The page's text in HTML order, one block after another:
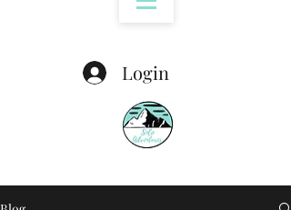
Login